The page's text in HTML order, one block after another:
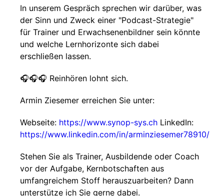
In unserem Gespräch sprechen wir darüber, was
der Sinn und Zweck einer "Podcast-Strategie"
für Trainer und Erwachsenenbildner sein könnte
und welche Lernhorizonte sich dabei
erschließen lassen.
🎧🎧🎧 Reinhören lohnt sich.
Armin Ziesemer erreichen Sie unter:
Webseite: https://www.synop-sys.ch LinkedIn:
https://www.linkedin.com/in/arminziesemer78910/
Stehen Sie als Trainer, Ausbildende oder Coach
vor der Aufgabe, Kernbotschaften aus
umfangreichem Stoff herauszuarbeiten? Dann
unterstütze ich Sie gerne dabei.